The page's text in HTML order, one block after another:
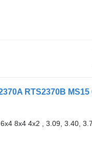
8x4 4x2 , 3.09, 3.40,